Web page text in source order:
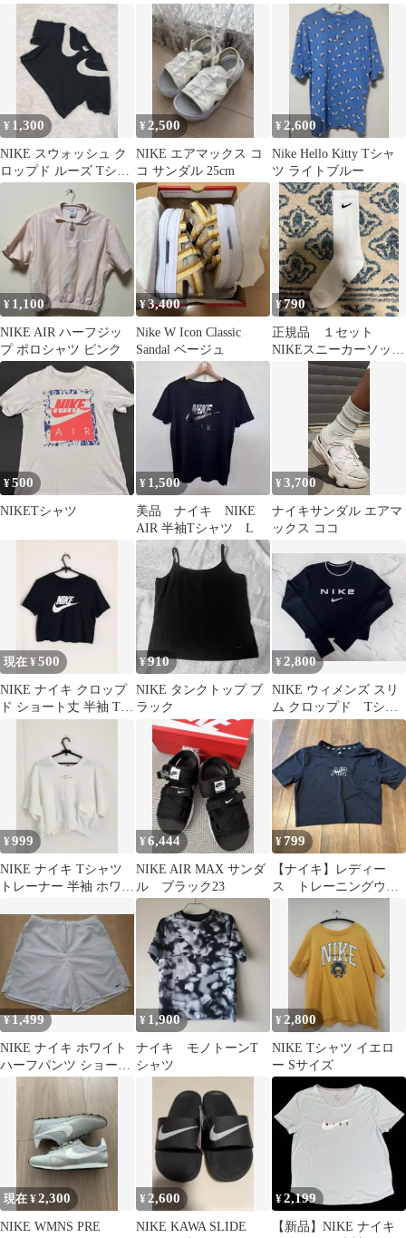
¥ 1,300
NIKE スウォッシュ ク
ロップド ルーズ Tシャ
ツ ジム トレーニング
¥ 2,500
NIKE エアマックス コ
コ サンダル 25cm
¥ 2,600
Nike Hello Kitty Tシャ
ツ ライトブルー
¥ 1,100
NIKE AIR ハーフジッ
プ ポロシャツ ピンク
¥3,400
Nike W Icon Classic
Sandal ベージュ
¥790
正規品 １セット
NIKEスニーカーソック
ス 23〜25センチ
¥500
NIKETシャツ
¥ 1,500
美品 ナイキ NIKE
AIR 半袖Tシャツ L
¥3,700
ナイキサンダル エアマ
ックス ココ
現在 ¥500
NIKE ナイキ クロップ
ド ショート丈 半袖 Tシ
¥910
NIKE タンクトップ ブ
ラック
¥2,800
NIKE ウィメンズ スリ
ム クロップド Tシャ
ツ Mサイズ
¥999
NIKE ナイキ Tシャツ
トレーナー 半袖 ホワイ
¥6,444
NIKE AIR MAX サンダ
ル ブラック23
¥799
【ナイキ】レディー
ス トレーニングウエ
¥1,499
NIKE ナイキ ホワイト
ハーフパンツ ショート
パンツ スポーツウェア
¥ 1,900
ナイキ モノトーンT
シャツ
¥ 2,800
NIKE Tシャツ イエロ
ー Sサイズ
現在 ¥2,300
NIKE WMNS PRE
¥ 2,600
NIKE KAWA SLIDE
¥2,199
【新品】NIKE ナイキ